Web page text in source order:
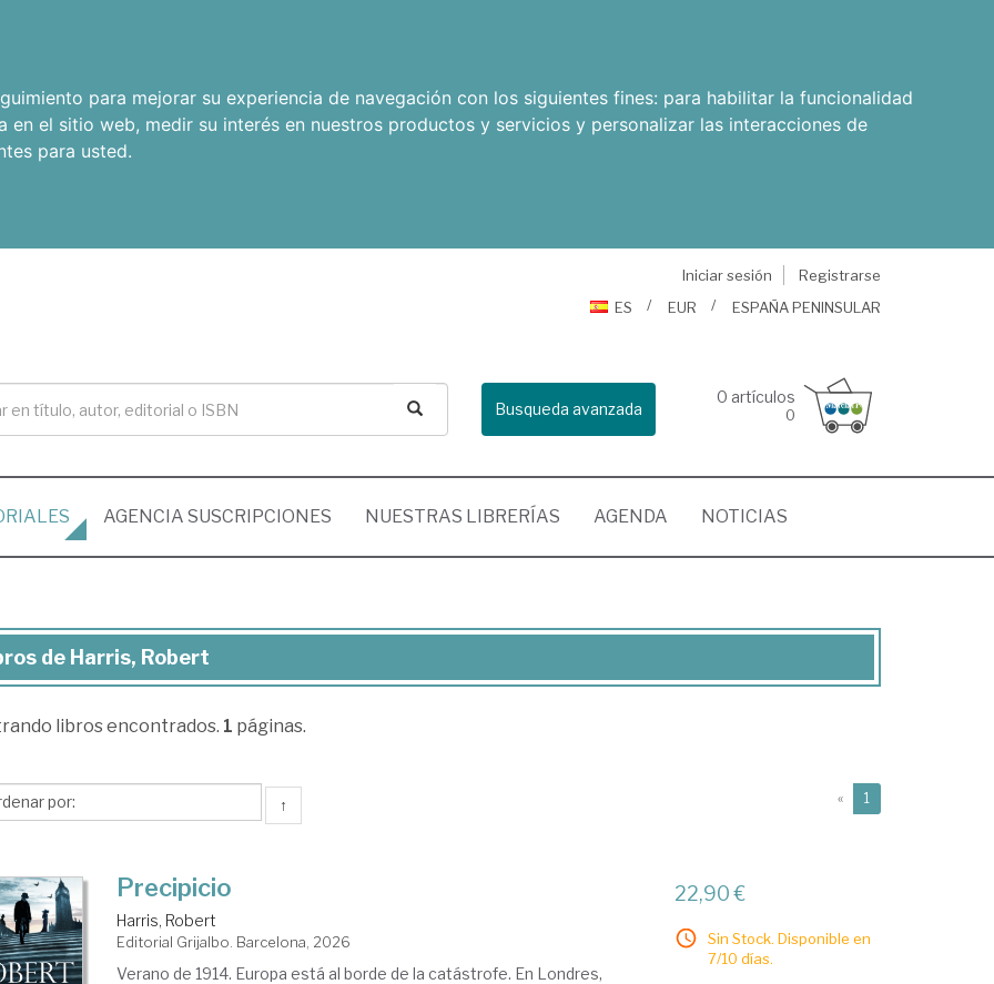
para mejorar su experiencia de navegación con los siguientes fines: para habilitar la funcionalidad
en el sitio web, medir su interés en nuestros productos y servicios y personalizar las interacciones de
para usted.
Iniciar sesión
Registrarse
ES
EUR ESPAÑA PENINSULAR
Busqueda avanzada
0 artículos
0
AGENCIA SUSCRIPCIONES NUESTRAS LIBRERÍAS AGENDA NOTICIAS
de Harris, Robert
libros encontrados. 1 páginas.
↑ « 1
Precipicio
Harris, Robert
Editorial Grijalbo. Barcelona, 2026
Verano de 1914. Europa está al borde de la catástrofe. En Londres,
22,90 €
Sin Stock. Disponible en
7/10 días.